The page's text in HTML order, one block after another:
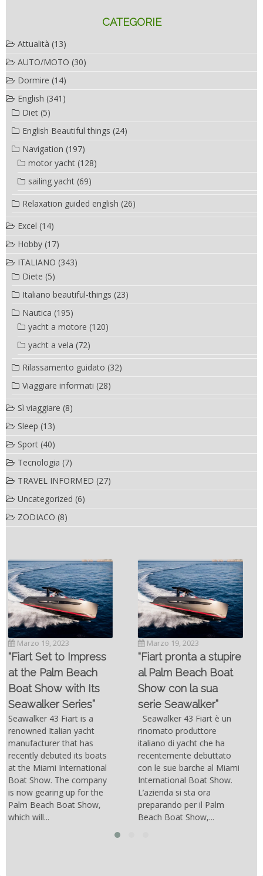
CATEGORIE
Attualità (13)
AUTO/MOTO (30)
Dormire (14)
English (341)
Diet (5)
English Beautiful things (24)
Navigation (197)
motor yacht (128)
sailing yacht (69)
Relaxation guided english (26)
Excel (14)
Hobby (17)
ITALIANO (343)
Diete (5)
Italiano beautiful-things (23)
Nautica (195)
yacht a motore (120)
yacht a vela (72)
Rilassamento guidato (32)
Viaggiare informati (28)
Sì viaggiare (8)
Sleep (13)
Sport (40)
Tecnologia (7)
TRAVEL INFORMED (27)
Uncategorized (6)
ZODIACO (8)
Marzo 19, 2023
“Fiart pronta a stupire
al Palm Beach Boat
Show con la sua
serie Seawalker”
Seawalker 43 Fiart è un
rinomato produttore
italiano di yacht che ha
recentemente debuttato
con le sue barche al Miami
International Boat Show.
L’azienda si sta ora
preparando per il Palm
Beach Boat Show,...
Novembre 6, 2022
SC- 46 il catamarano
ad alte prestazioni
targato Outerlimits.
Da quando lo sviluppo
delle moderne tecnologie
costruttive e dei nuovi
materiali come la fibra di
carbonio hanno consentito
di costruire catamarani
sempre più belli, compatti,
resistenti, leggeri e
soprattutto stabili veloci
con una manovrabilità...